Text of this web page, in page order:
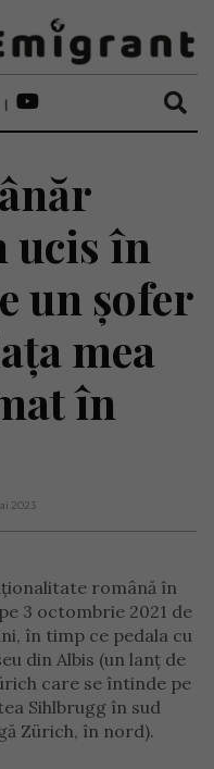
ucis în
un șofer
mea
în
2023
română în
3 octombrie 2021 de
în timp ce pedala cu
din Albis (un lanț de
care se întinde pe
Sihlbrugg în sud
Zürich, în nord).